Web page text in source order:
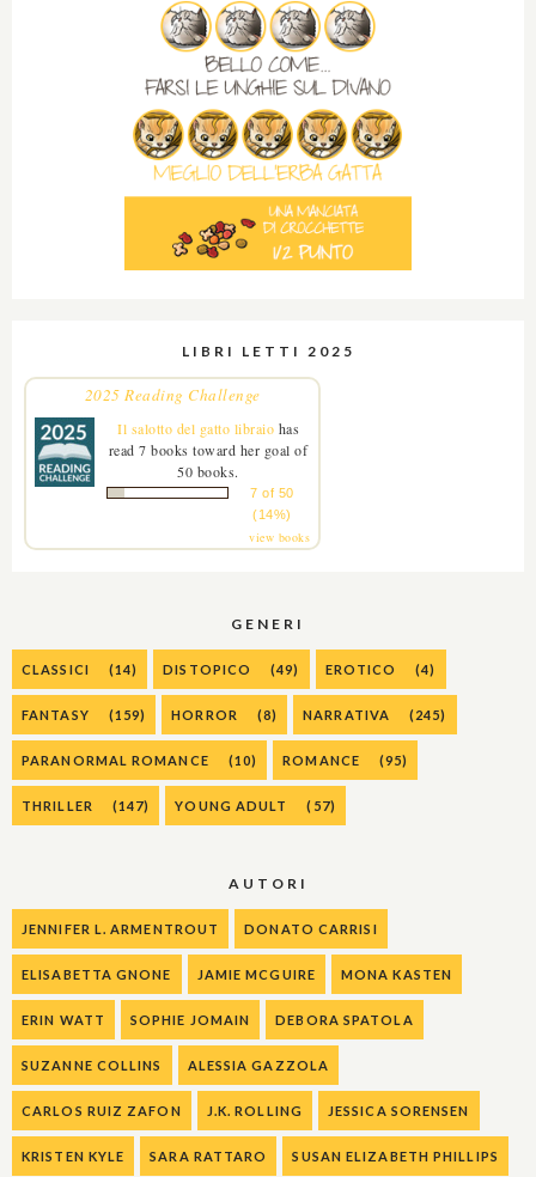
LIBRI LETTI 2025
2025 Reading Challenge
Il salotto del gatto libraio has
read 7 books toward her goal of
50 books.
7 of 50
(14%)
view books
GENERI
CLASSICI (14) DISTOPICO (49) EROTICO (4)
FANTASY (159) HORROR (8) NARRATIVA (245)
PARANORMAL ROMANCE (10) ROMANCE (95)
THRILLER (147) YOUNG ADULT (57)
AUTORI
JENNIFER L. ARMENTROUT DONATO CARRISI
ELISABETTA GNONE JAMIE MCGUIRE MONA KASTEN
ERIN WATT SOPHIE JOMAIN DEBORA SPATOLA
SUZANNE COLLINS ALESSIA GAZZOLA
CARLOS RUIZ ZAFON J.K. ROLLING JESSICA SORENSEN
KRISTEN KYLE SARA RATTARO SUSAN ELIZABETH PHILLIPS